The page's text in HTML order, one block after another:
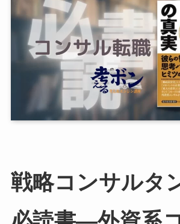
戦略コンサルタ